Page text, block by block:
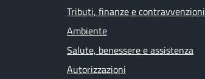
Tributi, finanze e contravvenzioni
Ambiente
Salute, benessere e assistenza
Autorizzazioni